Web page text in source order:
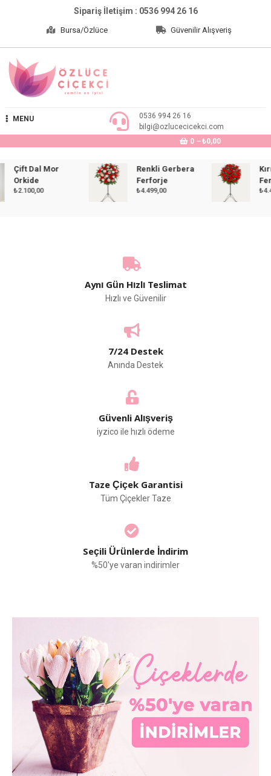
Sipariş İletişim : 0536 994 26 16
Bursa/Özlüce Güvenilir Alışveriş
Özlüce Çiçekçi
MENU
0536 994 26 16
bilgi@ozlucecicekci.com
0
₺0,00
Çift Dal Mor
Orkide
2.100,00
Renkli Gerbera
Ferforje
4.499,00
Aynı Gün Hızlı Teslimat
Hızlı ve Güvenilir
7/24 Destek
Anında Destek
Güvenli Alışveriş
iyzico ile hızlı ödeme
Taze Çiçek Garantisi
Tüm Çiçekler Taze
Seçili Ürünlerde İndirim
%50'ye varan indirimler